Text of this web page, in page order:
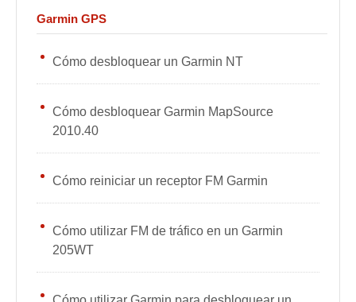
Garmin GPS
Cómo desbloquear un Garmin NT
Cómo desbloquear Garmin MapSource
2010.40
Cómo reiniciar un receptor FM Garmin
Cómo utilizar FM de tráfico en un Garmin
205WT